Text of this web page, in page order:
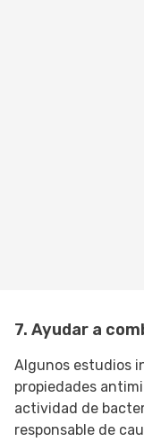
7. Ayudar a
Algunos estudios
propiedades
actividad de
responsable de